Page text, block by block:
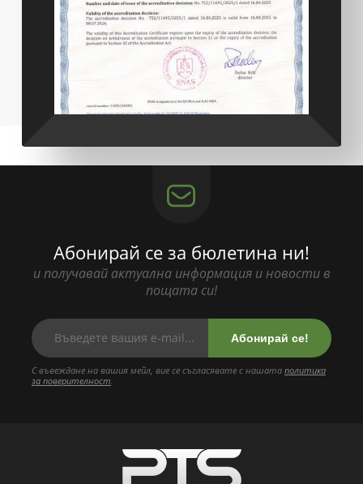
Абонирай се за бюлетина ни!
и получавай актуална информация и новости в
пощата си!
Абонирай се!
С въвеждане на вашия мейл, вие се съгласявате с нашата политика
за поверителност